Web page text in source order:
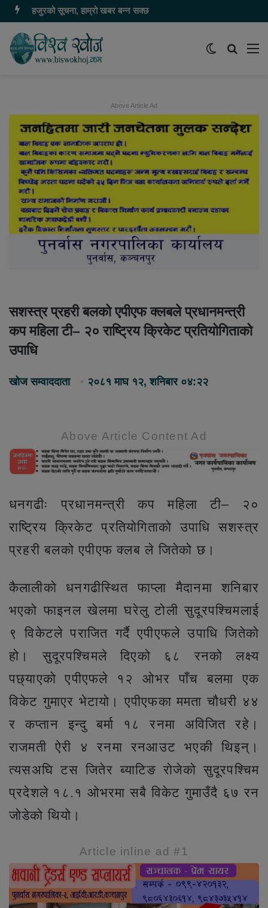
हजुरको सूचना, हाम्रो खबर बन्न सक्छ
समाचार
Switch
Above Article Ad
सशस्त्र प्रहरी बलको एपीएफ क्लबले प्रधानमन्त्री
कप महिला टी– २० राष्ट्रिय क्रिकेट प्रतियोगिताको
उपाधि
खोज सम्वाददाता २०८१ माघ १२, शनिबार ०४:२२
Above Article Content Ad
धनगढीः प्रधानमन्त्री कप महिला टी– २०
राष्ट्रिय क्रिकेट प्रतियोगिताको उपाधि सशस्त्र
प्रहरी बलको एपीएफ क्लब ले जितेको छ।
कैलालीको धनगढीस्थित फाप्ला मैदानमा शनिबार
भएको फाइनल खेलमा घरेलु टोली सुदूरपश्चिमलाई
९ विकेटले पराजित गर्दै एपीएफले उपाधि जितेको
हो। सुदूरपश्चिमले दिएको ६८ रनको लक्ष्य
पछ्याएको एपीएफले १२ ओभर पाँच बलमा एक
विकेट गुमाएर भेटायो। एपीएफका ममता चौधरी ४४
र कप्तान इन्दु बर्मा १८ रनमा अविजित रहे।
राजमती ऐरी ४ रनमा रनआउट भएकी थिइन्।
त्यसअघि टस जितेर ब्याटिङ रोजेको सुदूरपश्चिम
प्रदेशले १८.१ ओभरमा सबै विकेट गुमाउँदै ६७ रन
जोडेको थियो।
Article inline ad #1